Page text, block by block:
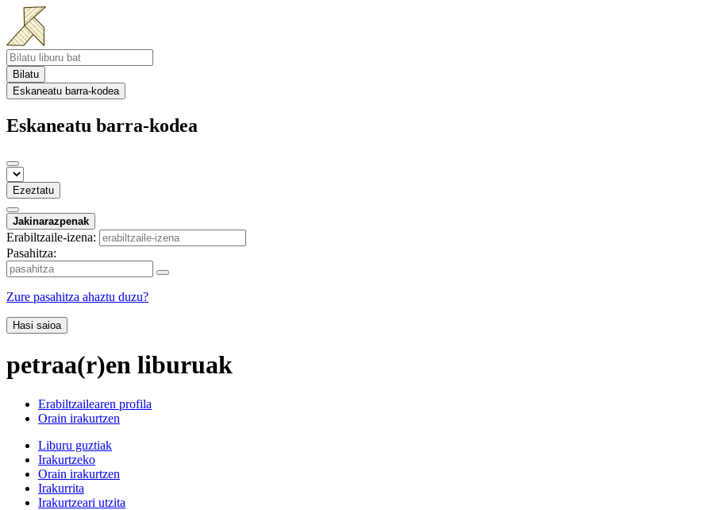
Bilatu
Eskaneatu barra-kodea
Eskaneatu barra-kodea
Ezeztatu
Jakinarazpenak
Erabiltzaile-izena:
Pasahitza:
Zure pasahitza ahaztu duzu?
Hasi saioa
petraa(r)en liburuak
Erabiltzailearen profila
Orain irakurtzen
Liburu guztiak
Irakurtzeko
Orain irakurtzen
Irakurrita
Irakurtzeari utzita